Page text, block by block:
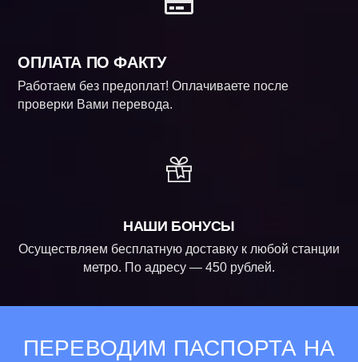
ОПЛАТА ПО ФАКТУ
Работаем без предоплат! Оплачиваете после
проверки Вами перевода.
НАШИ БОНУСЫ
Осуществляем бесплатную доставку к любой станции
метро. По адресу — 450 рублей.
ПЕРЕВОДИМ ПАСПОРТА НА